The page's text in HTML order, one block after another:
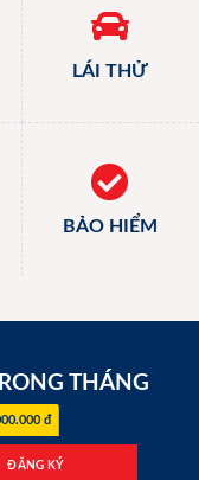
LÁI THỬ
BẢO HIỂM
THÁNG
đ